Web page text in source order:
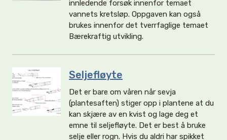
innledende forsøk innenfor temaet
vannets kretsløp. Oppgaven kan også
brukes innenfor det tverrfaglige temaet
Bærekraftig utvikling.
Seljefløyte
Det er bare om våren når sevja
(plantesaften) stiger opp i plantene at du
kan skjære av en kvist og lage deg et
emne til seljefløyte. Det er best å bruke
selje eller rogn. Hvis du aldri har spikket